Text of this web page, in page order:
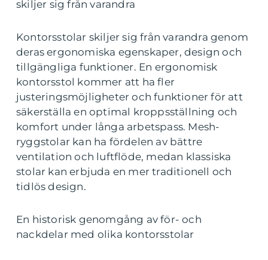
skiljer sig från varandra
Kontorsstolar skiljer sig från varandra genom
deras ergonomiska egenskaper, design och
tillgängliga funktioner. En ergonomisk
kontorsstol kommer att ha fler
justeringsmöjligheter och funktioner för att
säkerställa en optimal kroppsställning och
komfort under långa arbetspass. Mesh-
ryggstolar kan ha fördelen av bättre
ventilation och luftflöde, medan klassiska
stolar kan erbjuda en mer traditionell och
tidlös design.
En historisk genomgång av för- och
nackdelar med olika kontorsstolar